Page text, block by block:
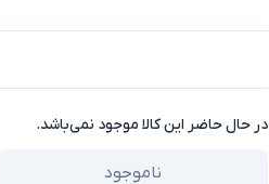
در حال حاضر این کالا موجود نمی‌باشد.
ناموجود